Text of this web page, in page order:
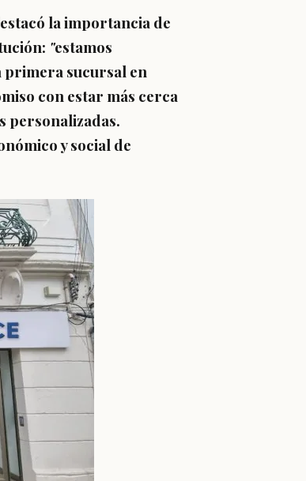
la importancia de
"estamos
sucursal en
con estar más cerca
personalizadas.
y social de